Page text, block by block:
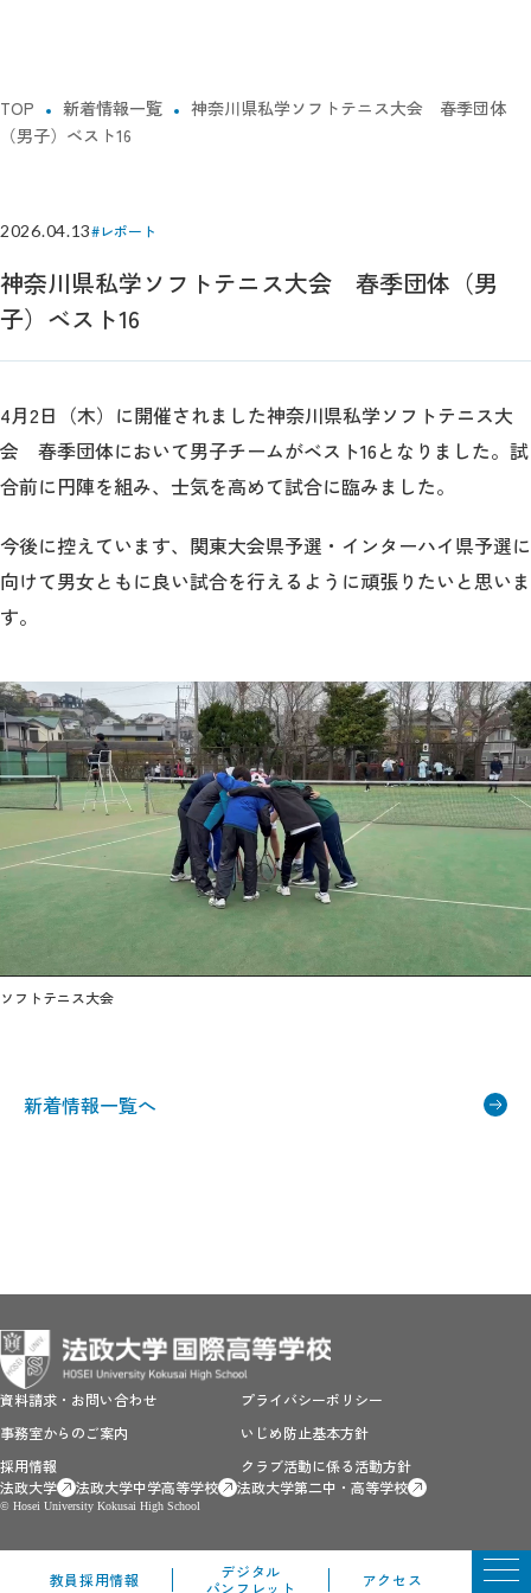
教員採用情報
デジタル
パンフレット
アクセス
TOP 新着情報一覧
神奈川県私学ソフトテニス大会 春季団体
（男子）ベスト16
2026.04.13#レポート
神奈川県私学ソフトテニス大会 春季団体（男
子）ベスト16
4月2日（木）に開催されました神奈川県私学ソフトテニス大
会 春季団体において男子チームがベスト16となりました。試
合前に円陣を組み、士気を高めて試合に臨みました。
今後に控えています、関東大会県予選・インターハイ県予選に
向けて男女ともに良い試合を行えるように頑張りたいと思いま
す。
ソフトテニス大会
新着情報一覧へ
© Hosei University Kokusai High School
資料請求・お問い合わせ
事務室からのご案内
採用情報
プライバシーポリシー
いじめ防止基本方針
クラブ活動に係る活動方針
法政大学
法政大学中学高等学校 法政大学第二中・高等学校